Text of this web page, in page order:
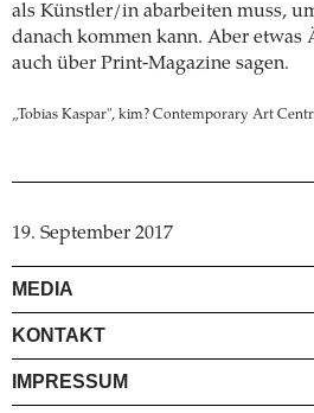
als Künstler/in abarbeiten muss,
danach kommen kann. Aber etwas
auch über Print-Magazine sagen.
„Tobias Kaspar", kim? Contemporary Art
19. September 2017
MEDIA
KONTAKT
IMPRESSUM